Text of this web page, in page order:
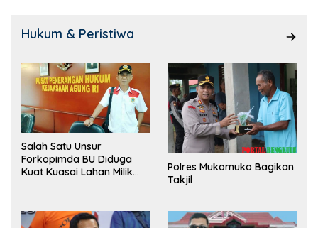
Hukum & Peristiwa
Salah Satu Unsur
Forkopimda BU Diduga
Kuat Kuasai Lahan Milik
Polres Mukomuko Bagikan
Takjil